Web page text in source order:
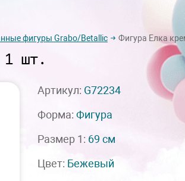
фигуры Grabo/Betallic Фигура Елка
1 шт.
Артикул: G72234
Форма: Фигура
Размер 1: 69 см
Цвет: Бежевый